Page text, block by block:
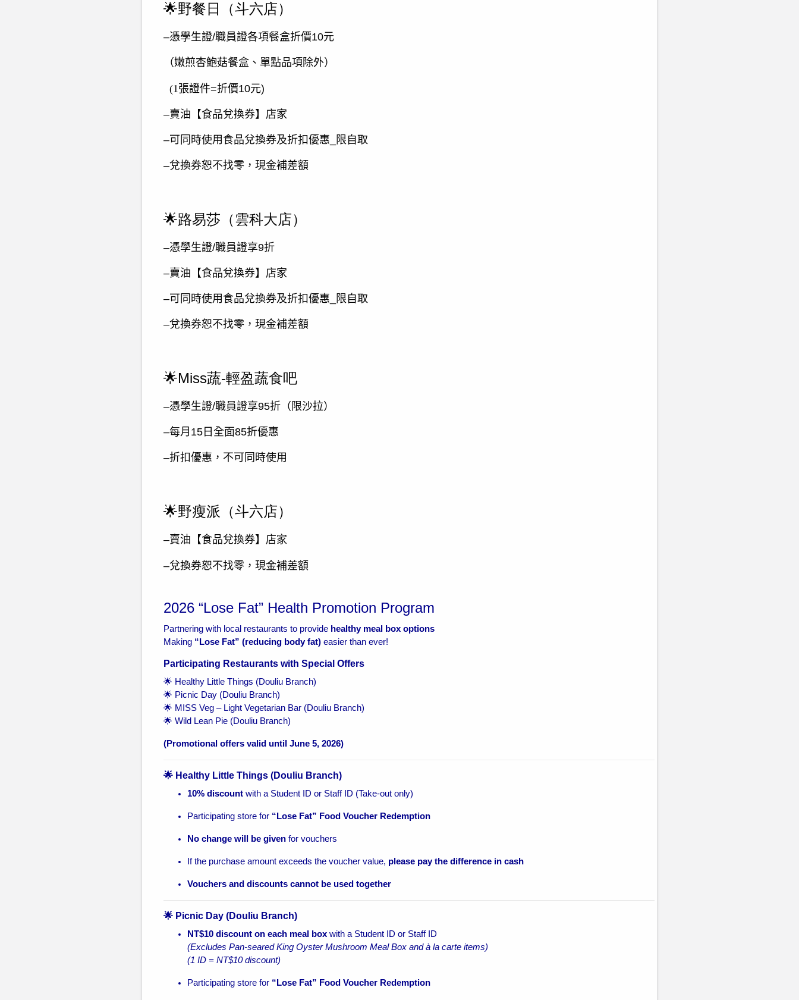
🌟野餐日（斗六店）
–憑學生證/職員證各項餐盒折價10元
（嫩煎杏鮑菇餐盒、單點品項除外）
(1張證件=折價10元)
–賣油【食品兌換券】店家
–可同時使用食品兌換券及折扣優惠 限自取
–兌換券恕不找零，現金補差額
🌟路易莎（雲科大店）
–憑學生證/職員證享9折
–賣油【食品兌換券】店家
–可同時使用食品兌換券及折扣優惠 限自取
–兌換券恕不找零，現金補差額
🌟Miss蔬-輕盈蔬食吧
–憑學生證/職員證享95折（限沙拉）
–每月 15 日全面85折優惠
–折扣優惠，不可同時使用
🌟野瘦派（斗六店）
–賣油【食品兌換券】店家
–兌換券恕不找零，現金補差額
2026 “Lose Fat” Health Promotion Program
Partnering with local restaurants to provide healthy meal box options
Making “Lose Fat” (reducing body fat) easier than ever!
Participating Restaurants with Special Offers
🌟 Healthy Little Things (Douliu Branch)
🌟 Picnic Day (Douliu Branch)
🌟 MISS Veg – Light Vegetarian Bar (Douliu Branch)
🌟 Wild Lean Pie (Douliu Branch)
(Promotional offers valid until June 5, 2026)
🌟 Healthy Little Things (Douliu Branch)
10% discount with a Student ID or Staff ID (Take-out only)
Participating store for “Lose Fat” Food Voucher Redemption
No change will be given for vouchers
If the purchase amount exceeds the voucher value, please pay the difference in cash
Vouchers and discounts cannot be used together
🌟 Picnic Day (Douliu Branch)
NT$10 discount on each meal box with a Student ID or Staff ID
(Excludes Pan-seared King Oyster Mushroom Meal Box and à la carte items)
(1 ID = NT$10 discount)
Participating store for “Lose Fat” Food Voucher Redemption